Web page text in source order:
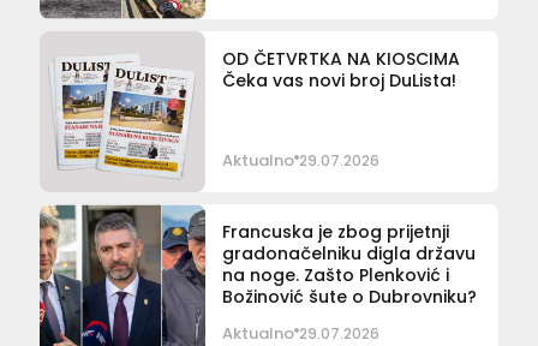
OD ČETVRTKA NA KIOSCIMA
Čeka vas novi broj DuLista!
Aktualno 29.07.2026
Francuska je zbog prijetnji
gradonačelniku digla državu
na noge. Zašto Plenković i
Božinović šute o Dubrovniku?
Aktualno 29.07.2026